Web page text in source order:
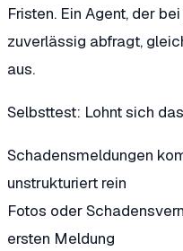
Fristen. Ein Agent, der
zuverlässig abfragt,
aus.
Selbsttest: Lohnt sich
Schadensmeldungen
unstrukturiert rein
Fotos oder
ersten Meldung